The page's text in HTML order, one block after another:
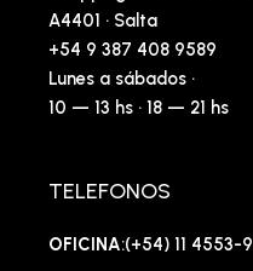
A4401 · Salta
+54 9 387 408 9589
Lunes a sábados ·
10 — 13 hs · 18 — 21 hs
TELEFONOS
OFICINA:(+54) 11 4553-